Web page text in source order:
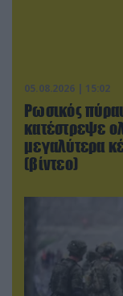
05.08.2026 | 15:02
Ρωσικός
κατέστρεψε
μεγαλύτερα
(βίντεο)